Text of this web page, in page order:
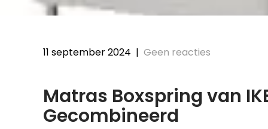
11 september 2024 | Geen reacties
Matras Boxspring van
Gecombineerd